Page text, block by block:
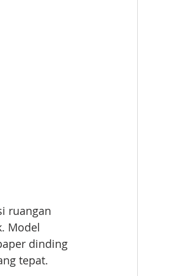
ruangan
Model
dinding
tepat.